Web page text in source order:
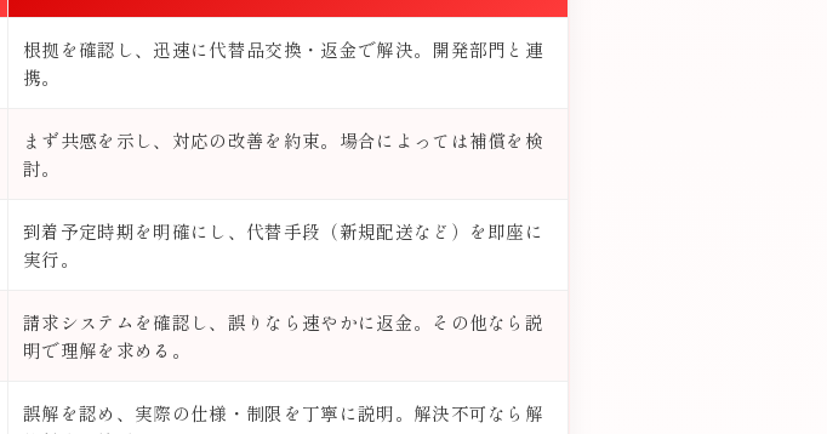
根拠を確認し、迅速に代替品交換・返金で解決。開発部門と連
携。
まず共感を示し、対応の改善を約束。場合によっては補償を検
討。
到着予定時期を明確にし、代替手段（新規配送など）を即座に
実行。
請求システムを確認し、誤りなら速やかに返金。その他なら説
明で理解を求める。
誤解を認め、実際の仕様・制限を丁寧に説明。解決不可なら解